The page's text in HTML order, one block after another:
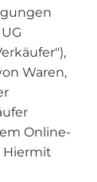
Waren,
Online-
Hiermit